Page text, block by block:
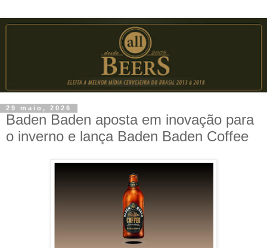
29 maio, 2026
Baden Baden aposta em inovação para
o inverno e lança Baden Baden Coffee